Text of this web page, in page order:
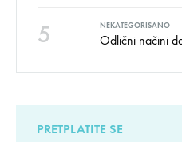
5 NEKATEGORISANO
PRETPLATITE SE